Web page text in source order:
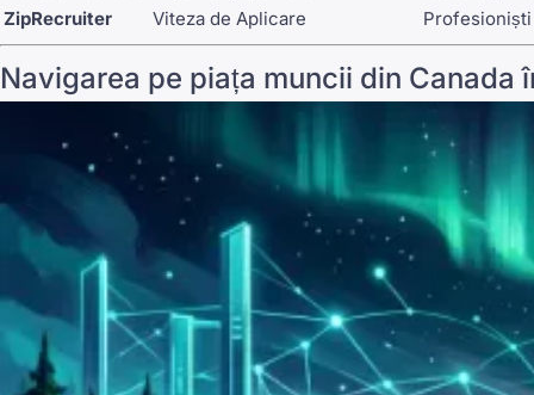
ZipRecruiter
Viteza de Aplicare
Navigarea pe piața muncii din Canada